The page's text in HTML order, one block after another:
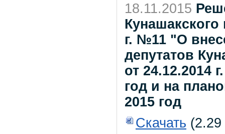
18.11.2015
Кунашакского
г. №11 "О
депутатов
от 24.12.2014
год и на
2015 год
Скачать